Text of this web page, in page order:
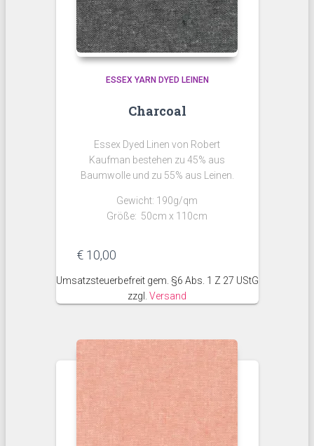
ESSEX YARN DYED LEINEN
Charcoal
Essex Dyed Linen von Robert
Kaufman bestehen zu 45% aus
Baumwolle und zu 55% aus Leinen.
Gewicht: 190g/qm
Größe: 50cm x 110cm
€ 10,00
Umsatzsteuerbefreit gem. §6 Abs. 1 Z 27 UStG
zzgl. Versand